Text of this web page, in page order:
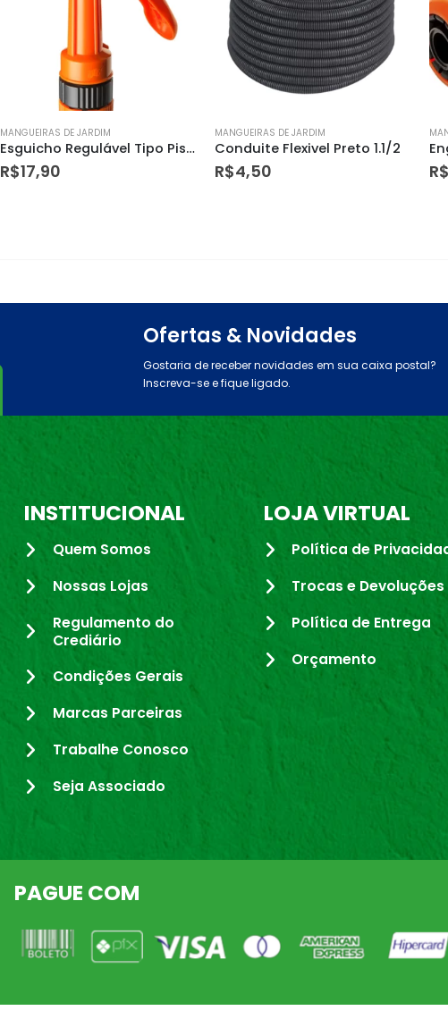
MANGUEIRAS DE JARDIM
Conduite Flexivel Preto 1.1/2
R$4,50
MANGUEIRAS DE JARDIM
Engate Rápido de Passagem Livre 1/2″ – Herc
R$4,64 R$
Ofertas & Novidades
Gostaria de receber novidades em sua caixa postal?
Inscreva-se e fique ligado.
INSTITUCIONAL
Quem Somos
Nossas Lojas
Regulamento do
Crediário
Condições Gerais
Marcas Parceiras
Trabalhe Conosco
Seja Associado
LOJA VIRTUAL
Política de
Trocas e Devoluções
Política de Entrega
Orçamento
PAGUE COM